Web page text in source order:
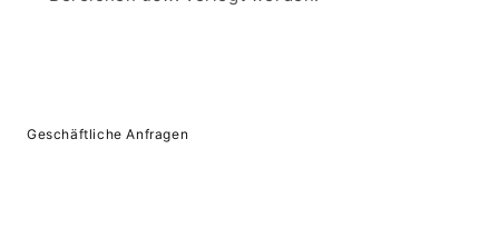
Geschäftliche Anfragen